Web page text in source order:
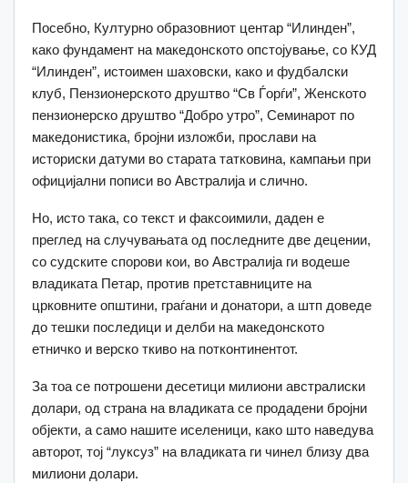
Посебно, Културно образовниот центар “Илинден”,
како фундамент на македонското опстојување, со КУД
“Илинден”, истоимен шаховски, како и фудбалски
клуб, Пензионерското друштво “Св Ѓорѓи”, Женското
пензионерско друштво “Добро утро”, Семинарот по
македонистика, бројни изложби, прослави на
историски датуми во старата татковина, кампањи при
официјални пописи во Австралија и слично.
Но, исто така, со текст и факсоимили, даден е
преглед на случувањата од последните две децении,
со судските спорови кои, во Австралија ги водеше
владиката Петар, против претставниците на
црковните општини, граѓани и донатори, а штп доведе
до тешки последици и делби на македонското
етничко и верско ткиво на потконтинентот.
За тоа се потрошени десетици милиони австралиски
долари, од страна на владиката се продадени бројни
објекти, а само нашите иселеници, како што наведува
авторот, тој “луксуз” на владиката ги чинел близу два
милиони долари.